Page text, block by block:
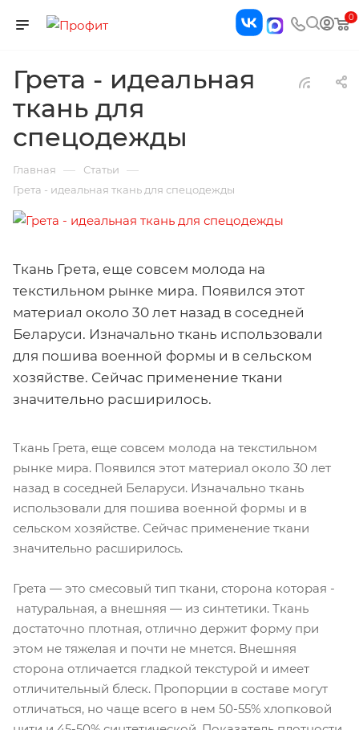
0
Грета - идеальная
ткань для
спецодежды
Главная — Статьи —
Грета - идеальная ткань для спецодежды
Ткань Грета, еще совсем молода на
текстильном рынке мира. Появился этот
материал около 30 лет назад в соседней
Беларуси. Изначально ткань использовали
для пошива военной формы и в сельском
хозяйстве. Сейчас применение ткани
значительно расширилось.
Ткань Грета, еще совсем молода на текстильном
рынке мира. Появился этот материал около 30 лет
назад в соседней Беларуси. Изначально ткань
использовали для пошива военной формы и в
сельском хозяйстве. Сейчас применение ткани
значительно расширилось.
Грета — это смесовый тип ткани, сторона которая -
натуральная, а внешняя — из синтетики. Ткань
достаточно плотная, отлично держит форму при
этом не тяжелая и почти не мнется. Внешняя
сторона отличается гладкой текстурой и имеет
отличительный блеск. Пропорции в составе могут
отличаться, но чаще всего в нем 50-55% хлопковой